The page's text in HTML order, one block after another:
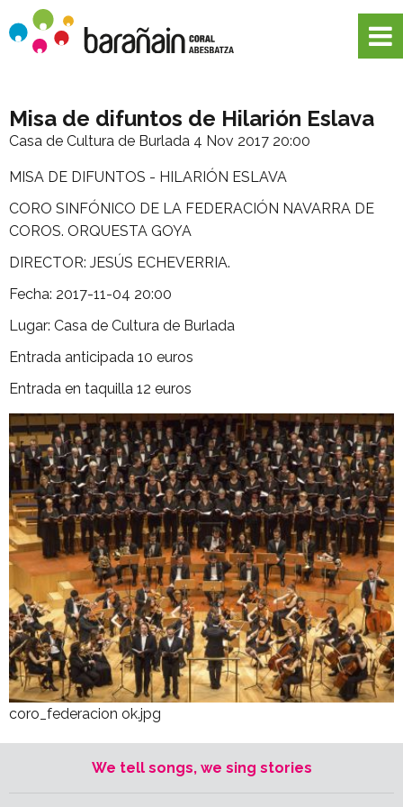
Misa de difuntos de Hilarión Eslava
Casa de Cultura de Burlada 4 Nov 2017 20:00
MISA DE DIFUNTOS - HILARIÓN ESLAVA
CORO SINFÓNICO DE LA FEDERACIÓN NAVARRA DE
COROS. ORQUESTA GOYA
DIRECTOR: JESÚS ECHEVERRIA.
Fecha: 2017-11-04 20:00
Lugar: Casa de Cultura de Burlada
Entrada anticipada 10 euros
Entrada en taquilla 12 euros
coro_federacion ok.jpg
We tell songs, we sing stories